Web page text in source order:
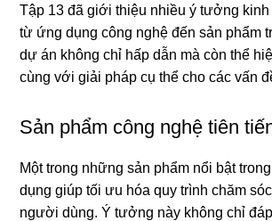
Tập 13 đã giới thiệu nhiều ý tưởng kinh
từ ứng dụng công nghệ đến sản phẩm
dự án không chỉ hấp dẫn mà còn thể
cùng với giải pháp cụ thể cho các vấn
Sản phẩm công nghệ tiên
Một trong những sản phẩm nổi bật
dụng giúp tối ưu hóa quy trình chăm
người dùng. Ý tưởng này không chỉ